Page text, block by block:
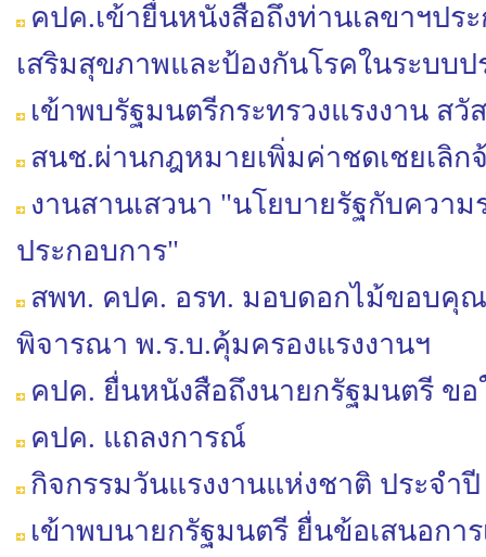
คปค.เข้ายื่นหนังสือถึงท่านเลขาฯป
เสริมสุขภาพและป้องกันโรคในระบบ
เข้าพบรัฐมนตรีกระทรวงแรงงาน ส
สนช.ผ่านกฎหมายเพิ่มค่าชดเชยเลิก
งานสานเสวนา "นโยบายรัฐกับควา
ประกอบการ"
สพท. คปค. อรท. มอบดอกไม้ขอบคุณ
พิจารณา พ.ร.บ.คุ้มครองแรงงานฯ
คปค. ยื่นหนังสือถึงนายกรัฐมนตรี ขอ
คปค. แถลงการณ์
กิจกรรมวันแรงงานแห่งชาติ ประจำปี
เข้าพบนายกรัฐมนตรี ยื่นข้อเสนอกา